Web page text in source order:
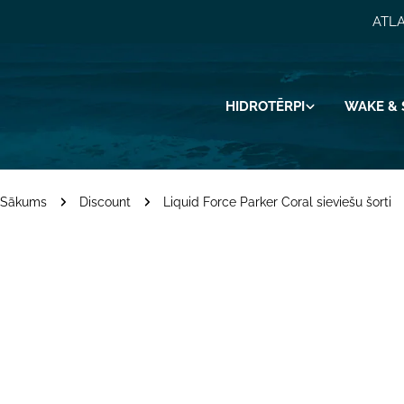
HIDROTĒRPI WAKE &
Sākums Discount Liquid Force Parker Coral sieviešu šorti